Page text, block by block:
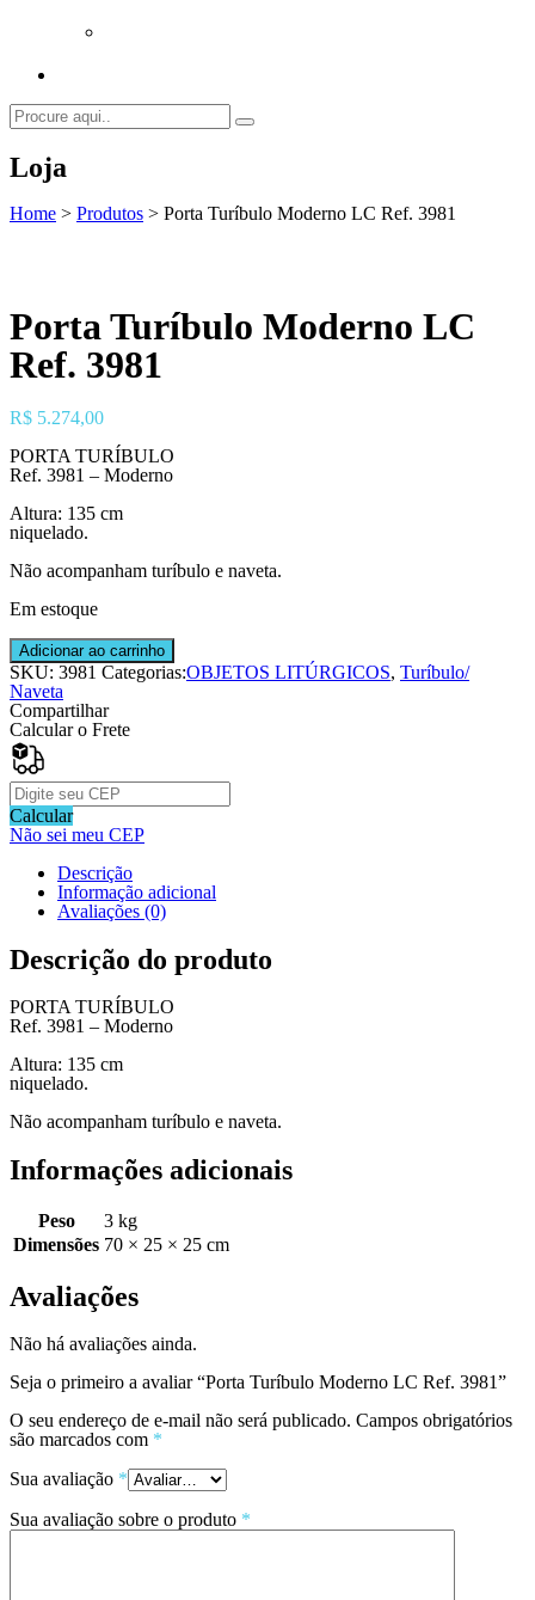
Loja
Home > Produtos > Porta Turíbulo Moderno LC Ref. 3981
Porta Turíbulo Moderno LC
Ref. 3981
R$ 5.274,00
PORTA TURÍBULO
Ref. 3981 – Moderno
Altura: 135 cm
niquelado.
Não acompanham turíbulo e naveta.
Em estoque
Porta
Turíbulo
Moderno
LC
Ref.
3981
quantidade
Adicionar ao carrinho
SKU: 3981 Categorias:OBJETOS LITÚRGICOS, Turíbulo/
Naveta
Compartilhar
Calcular o Frete
Calcular
Não sei meu CEP
Descrição
Informação adicional
Avaliações (0)
Descrição do produto
PORTA TURÍBULO
Ref. 3981 – Moderno
Altura: 135 cm
niquelado.
Não acompanham turíbulo e naveta.
Informações adicionais
Peso
3 kg
Dimensões 70 × 25 × 25 cm
Avaliações
Não há avaliações ainda.
Seja o primeiro a avaliar “Porta Turíbulo Moderno LC Ref. 3981”
O seu endereço de e-mail não será publicado. Campos obrigatórios
são marcados com *
Sua avaliação *
Sua avaliação sobre o produto *